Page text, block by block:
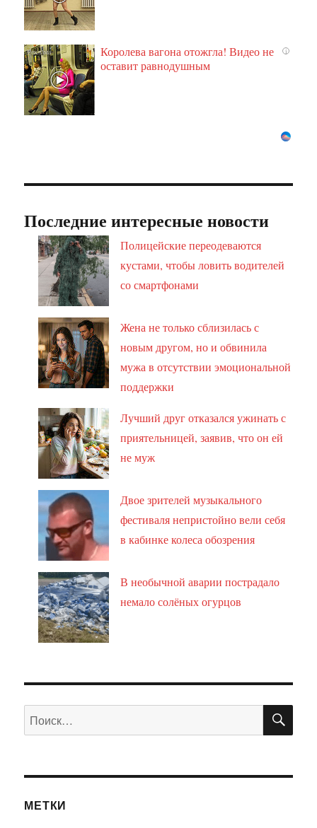
i
Королева вагона отожгла! Видео не
оставит равнодушным
Последние интересные новости
Полицейские переодеваются
кустами, чтобы ловить водителей
со смартфонами
Жена не только сблизилась с
новым другом, но и обвинила
мужа в отсутствии эмоциональной
поддержки
Лучший друг отказался ужинать с
приятельницей, заявив, что он ей
не муж
Двое зрителей музыкального
фестиваля непристойно вели себя
в кабинке колеса обозрения
В необычной аварии пострадало
немало солёных огурцов
Искать:
МЕТКИ